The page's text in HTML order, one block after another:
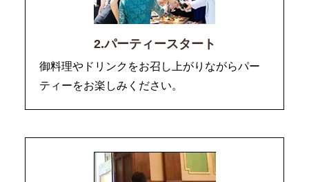
2.パーティースタート
御料理やドリンクをお召し上がりながらパー
ティーをお楽しみください。